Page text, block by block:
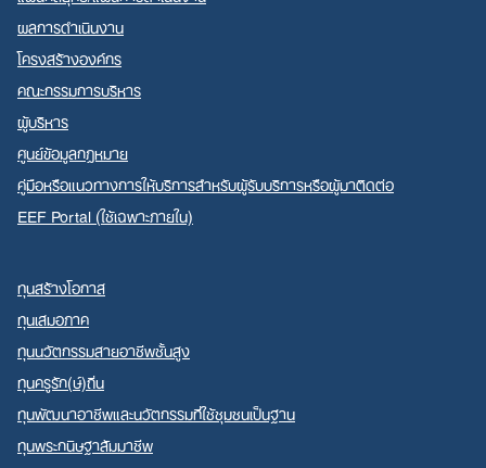
ผลการดำเนินงาน
โครงสร้างองค์กร
คณะกรรมการบริหาร
ผู้บริหาร
ศูนย์ข้อมูลกฎหมาย
คู่มือหรือแนวทางการให้บริการสำหรับผู้รับบริการหรือผู้มาติดต่อ
EEF Portal (ใช้เฉพาะภายใน)
ทุนสร้างโอกาส
ทุนเสมอภาค
ทุนนวัตกรรมสายอาชีพชั้นสูง
ทุนครูรัก(ษ์)ถิ่น
ทุนพัฒนาอาชีพและนวัตกรรมที่ใช้ชุมชนเป็นฐาน
ทุนพระกนิษฐาสัมมาชีพ